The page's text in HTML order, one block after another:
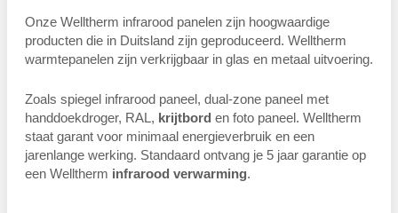
Onze Welltherm infrarood panelen zijn hoogwaardige
producten die in Duitsland zijn geproduceerd. Welltherm
warmtepanelen zijn verkrijgbaar in glas en metaal uitvoering.
Zoals spiegel infrarood paneel, dual-zone paneel met
handdoekdroger, RAL, krijtbord en foto paneel. Welltherm
staat garant voor minimaal energieverbruik en een
jarenlange werking. Standaard ontvang je 5 jaar garantie op
een Welltherm infrarood verwarming.